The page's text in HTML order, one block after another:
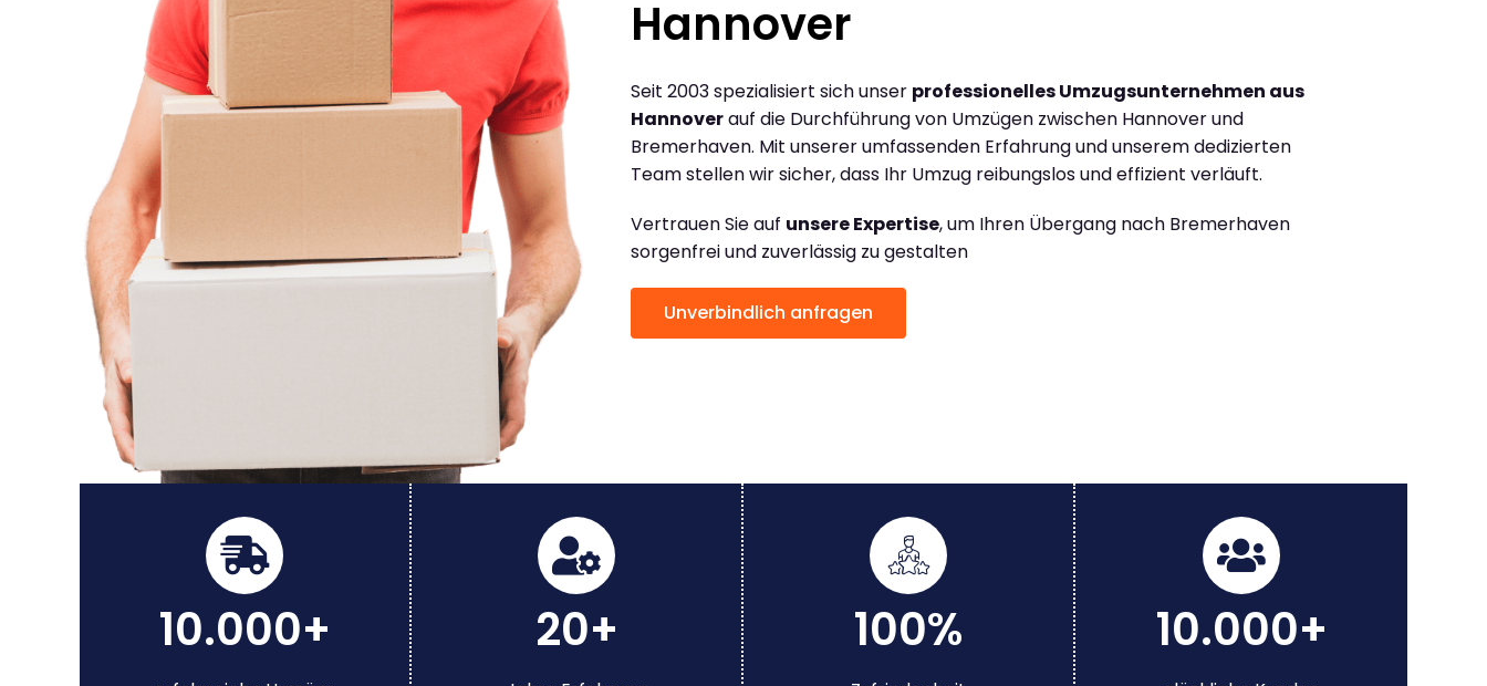
Hannover
Seit 2003 spezialisiert sich unser professionelles Umzugsunternehmen aus
Hannoverauf die Durchführung von Umzügen zwischen Hannover und
Bremerhaven. Mit unserer umfassenden Erfahrung und unserem dedizierten
Team stellen wir sicher, dass Ihr Umzug reibungslos und effizient verläuft.
Vertrauen Sie auf unsere Expertise, um Ihren Übergang nach Bremerhaven
sorgenfrei und zuverlässig zu gestalten
Unverbindlich anfragen
10.000+ 20+ 100% 10.000+